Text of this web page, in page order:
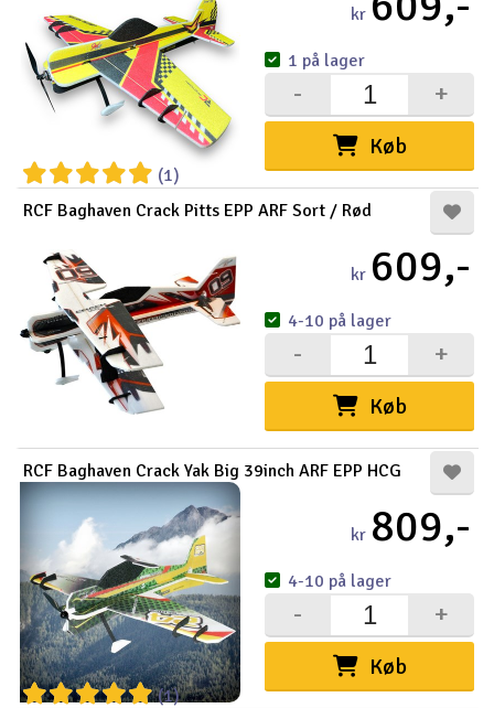
(1)
kr
Køb
+
-
1 på lager
RCF Baghaven Crack Pitts EPP ARF Sort / Rød
kr 609,-
Køb
+
-
4-10 på lager
RCF Baghaven Crack Yak Big 39inch ARF EPP HCG
(1)
kr 809,-
Køb
+
-
4-10 på lager